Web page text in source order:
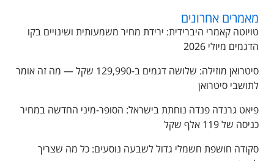
מאמרים אחרונים
טויוטה קאמרי היברידית: ירידת מחיר משמעותית ושינויים בקו
הדגמים מיולי 2026
סיטרואן מוזילה: שלושה דגמים ב-129,990 שקל — מה זה אומר
לתושבי סיטרואן
פיאט גרנדה פנדה נוחתת בישראל: הסופר-מיני החדשה במחיר
כניסה של 119 אלף שקל
סקודה חושפת חשמלי גדול לשבעה נוסעים: כל מה שצריך